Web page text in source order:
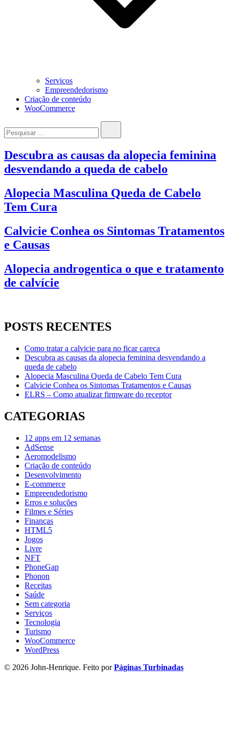
Serviços
Empreendedorismo
Criação de conteúdo
WooCommerce
Descubra as causas da alopecia feminina
desvendando a queda de cabelo
Alopecia Masculina Queda de Cabelo
Tem Cura
Calvicie Conhea os Sintomas Tratamentos
e Causas
Alopecia androgentica o que e tratamento
de calvície
POSTS RECENTES
Como tratar a calvicie para no ficar careca
Descubra as causas da alopecia feminina desvendando a
queda de cabelo
Alopecia Masculina Queda de Cabelo Tem Cura
Calvicie Conhea os Sintomas Tratamentos e Causas
ELRS – Como atualizar firmware do receptor
CATEGORIAS
12 apps em 12 semanas
AdSense
Aeromodelismo
Criação de conteúdo
Desenvolvimento
E-commerce
Empreendedorismo
Erros e soluções
Filmes e Séries
Finanças
HTML5
Jogos
Livre
NFT
PhoneGap
Phonon
Receitas
Saúde
Sem categoria
Serviços
Tecnologia
Turismo
WooCommerce
WordPress
© 2026 John-Henrique. Feito porPáginas Turbinadas